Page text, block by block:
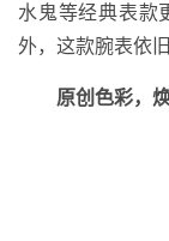
水鬼等经典表款
外，这款腕表依
原创色彩，